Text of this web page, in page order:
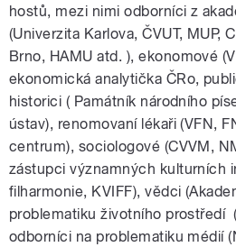
hostů, mezi nimi odborníci z
(Univerzita Karlova, ČVUT, MUP,
Brno, HAMU atd. ), ekonomové
ekonomická analytička ČRo,
historici ( Památník národního
ústav), renomovaní lékaři (VFN,
centrum), sociologové (CVVM,
zástupci významných kulturních
filharmonie, KVIFF), vědci
problematiku životního prostředí
odborníci na problematiku médií